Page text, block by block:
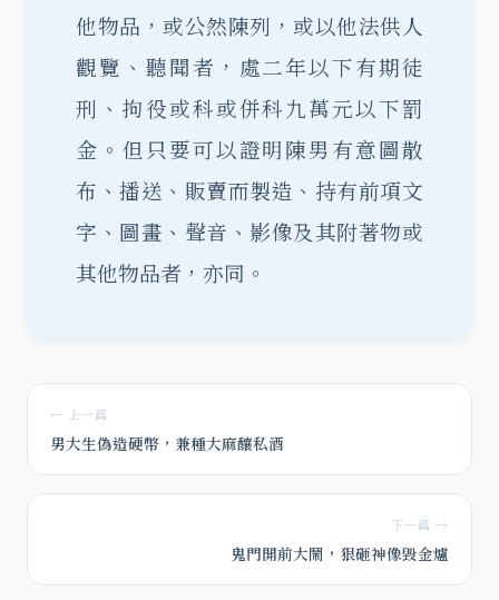
他物品，或公然陳列，或以他法供人
觀覽、聽聞者，處二年以下有期徒
刑、拘役或科或併科九萬元以下罰
金。 但只要可以證明陳男有意圖散
布、播送、販賣而製造、持有前項文
字、圖畫、聲音、影像及其附著物或
其他物品者，亦同。
← 上一篇
男大生偽造硬幣，兼種大麻釀私酒
下一篇 →
鬼門開前大鬧，狠砸神像毀金爐